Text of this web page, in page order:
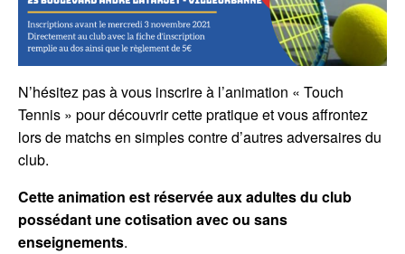
N’hésitez pas à vous inscrire à l’animation « Touch
Tennis » pour découvrir cette pratique et vous affrontez
lors de matchs en simples contre d’autres adversaires du
club.
Cette animation est réservée aux adultes du club
possédant une cotisation avec ou sans
enseignements.